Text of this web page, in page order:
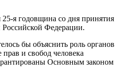
25-я годовщина со дня принятия
Федерации.
бы объяснить роль органов
и свобод человека
Основным законом